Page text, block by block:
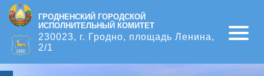
ГРОДНЕНСКИЙ ГОРОДСКОЙ
ИСПОЛНИТЕЛЬНЫЙ КОМИТЕТ
230023, г. Гродно, площадь Ленина,
2/1
Open